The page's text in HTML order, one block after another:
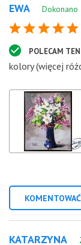
EWA Dokonano
POLECAM
kolory (więcej
KOMENTOWAĆ
KATARZYNA